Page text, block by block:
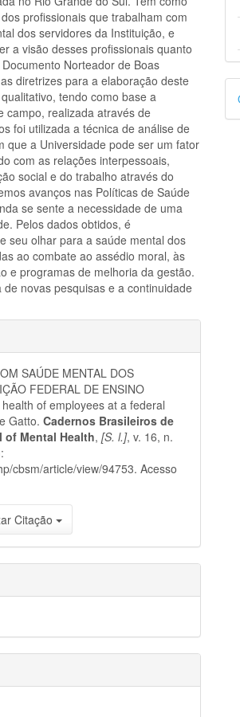
profissionais que trabalham com
dos servidores da Instituição, e
a visão desses profissionais quanto
Norteador de Boas
diretrizes para a elaboração deste
tendo como base a
campo, realizada através de
foi utilizada a técnica de análise de
que a Universidade pode ser um fator
com as relações interpessoais,
social e do trabalho através do
avanços nas Políticas de Saúde
se sente a necessidade de uma
Pelos dados obtidos, é
seu olhar para a saúde mental dos
ao combate ao assédio moral, às
e programas de melhoria da gestão.
novas pesquisas e a continuidade
SAÚDE MENTAL DOS
FEDERAL DE ENSINO
of employees at a federal
Gatto.Cadernos Brasileiros de
of Mental Health,[S. l.], v. 16, n.
cbsm/article/view/94753. Acesso
Citação